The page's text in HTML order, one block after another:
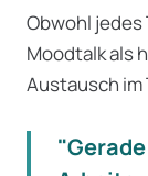
Obwohl
Moodtalk als
Austausch